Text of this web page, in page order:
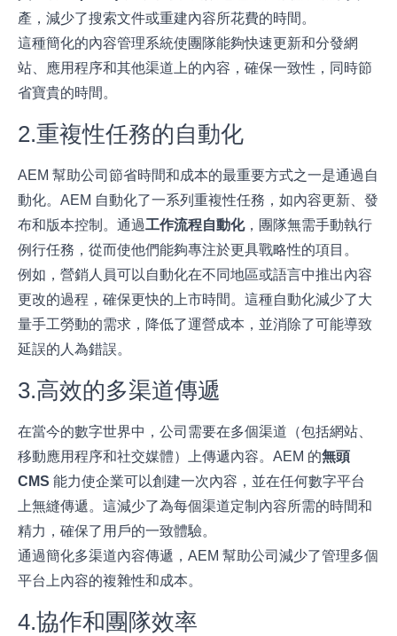
產，減少了搜索文件或重建內容所花費的時間。
這種簡化的內容管理系統使團隊能夠快速更新和分發網
站、應用程序和其他渠道上的內容，確保一致性，同時節
省寶貴的時間。
2.重複性任務的自動化
AEM 幫助公司節省時間和成本的最重要方式之一是通過自
動化。AEM 自動化了一系列重複性任務，如內容更新、發
布和版本控制。通過工作流程自動化，團隊無需手動執行
例行任務，從而使他們能夠專注於更具戰略性的項目。
例如，營銷人員可以自動化在不同地區或語言中推出內容
更改的過程，確保更快的上市時間。這種自動化減少了大
量手工勞動的需求，降低了運營成本，並消除了可能導致
延誤的人為錯誤。
3.高效的多渠道傳遞
在當今的數字世界中，公司需要在多個渠道（包括網站、
移動應用程序和社交媒體）上傳遞內容。AEM 的無頭
CMS 能力使企業可以創建一次內容，並在任何數字平台
上無縫傳遞。這減少了為每個渠道定制內容所需的時間和
精力，確保了用戶的一致體驗。
通過簡化多渠道內容傳遞，AEM 幫助公司減少了管理多個
平台上內容的複雜性和成本。
4.協作和團隊效率